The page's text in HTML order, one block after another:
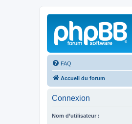
FAQ
Accueil du forum
Connexion
Nom d’utilisateur :